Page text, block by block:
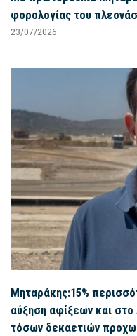
φορολογίας του
23/07/2026
Μηταράκης:15%
αύξηση αφίξεων και
τόσων δεκαετιών